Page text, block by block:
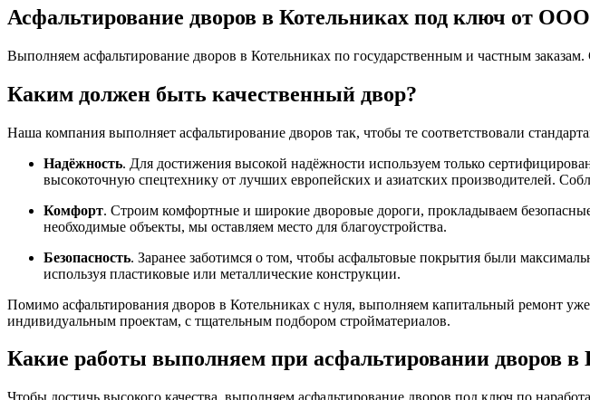
Асфальтирование дворов в Котельниках под ключ от
Выполняем асфальтирование дворов в Котельниках по государственным и частным
Каким должен быть качественный двор?
Наша компания выполняет асфальтирование дворов так, чтобы те соответствовали
Надёжность. Для достижения высокой надёжности используем только
высокоточную спецтехнику от лучших европейских и азиатских производителей.
Комфорт. Строим комфортные и широкие дворовые дороги, прокладываем
необходимые объекты, мы оставляем место для благоустройства.
Безопасность. Заранее заботимся о том, чтобы асфальтовые покрытия были
используя пластиковые или металлические конструкции.
Помимо асфальтирования дворов в Котельниках с нуля, выполняем капитальный ремонт
индивидуальным проектам, с тщательным подбором стройматериалов.
Какие работы выполняем при асфальтировании дворов в